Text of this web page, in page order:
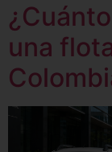
una